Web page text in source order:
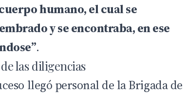
humano, el cual se
y se encontraba, en ese
.
las diligencias
llegó personal de la Brigada de